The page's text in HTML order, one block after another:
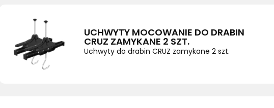
UCHWYTY MOCOWANIE DO DRABIN
CRUZ ZAMYKANE 2 SZT.
Uchwyty do drabin CRUZ zamykane 2 szt.